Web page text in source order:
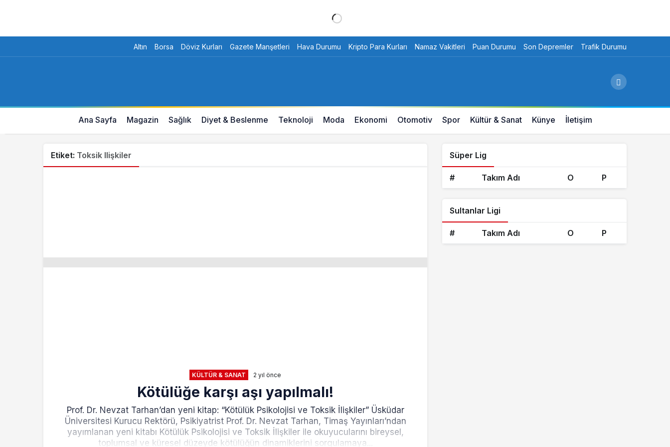
Altın Borsa Döviz Kurları Gazete Manşetleri Hava Durumu Kripto Para Kurları Namaz Vakitleri Puan Durumu Son Depremler Trafik Durumu
Ana Sayfa Magazin Sağlık Diyet & Beslenme Teknoloji Moda Ekonomi Otomotiv Spor Kültür & Sanat Künye İletişim
Etiket: Toksik Ilişkiler
KÜLTÜR & SANAT 2 yıl önce
Kötülüğe karşı aşı yapılmalı!
Prof. Dr. Nevzat Tarhan’dan yeni kitap: “Kötülük Psikolojisi ve Toksik İlişkiler” Üsküdar
Üniversitesi Kurucu Rektörü, Psikiyatrist Prof. Dr. Nevzat Tarhan, Timaş Yayınları’ndan
yayımlanan yeni kitabı Kötülük Psikolojisi ve Toksik İlişkiler ile okuyucularını bireysel,
toplumsal ve küresel düzeyde kötülüğün dinamiklerini sorgulamaya...
Süper Lig
# Takım Adı O P
Sultanlar Ligi
# Takım Adı O P